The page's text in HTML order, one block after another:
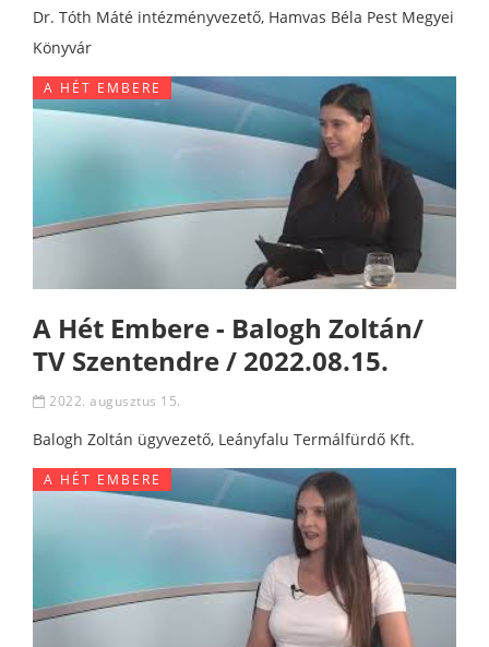
Dr. Tóth Máté intézményvezető, Hamvas Béla Pest Megyei
Könyvár
A HÉT EMBERE
A Hét Embere - Balogh Zoltán/
TV Szentendre / 2022.08.15.
2022. augusztus 15.
Balogh Zoltán ügyvezető, Leányfalu Termálfürdő Kft.
A HÉT EMBERE